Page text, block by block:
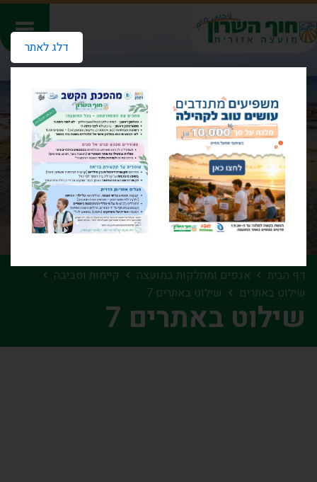
דלג לאתר
דף הבית אגפים ומחלקות במועצה
קיימות וסביבה
שילוט באתרים
שילוט באתרים 7
שילוט באתרים 7